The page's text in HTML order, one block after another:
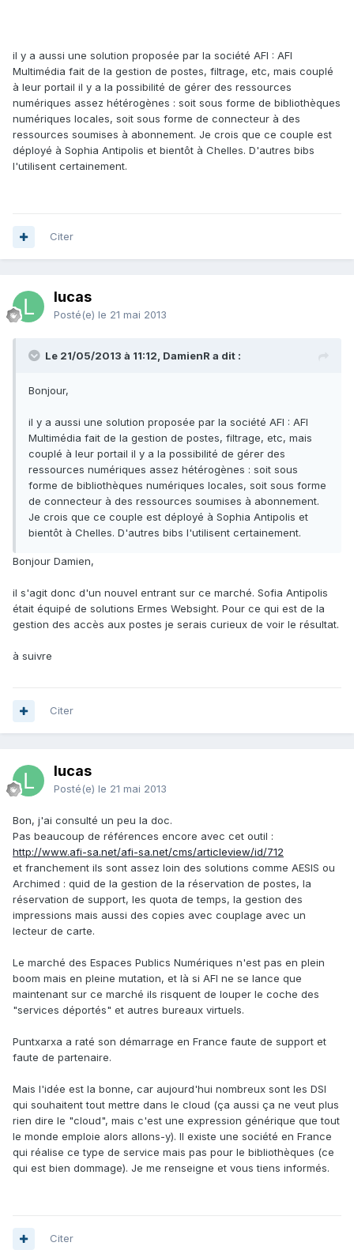
il y a aussi une solution proposée par la société AFI : AFI
Multimédia fait de la gestion de postes, filtrage, etc, mais couplé
à leur portail il y a la possibilité de gérer des ressources
numériques assez hétérogènes : soit sous forme de bibliothèques
numériques locales, soit sous forme de connecteur à des
ressources soumises à abonnement. Je crois que ce couple est
déployé à Sophia Antipolis et bientôt à Chelles. D'autres bibs
l'utilisent certainement.
Citer
lucas
Posté(e) le 21 mai 2013
Le 21/05/2013 à 11:12, DamienR a dit :
Bonjour,
il y a aussi une solution proposée par la société AFI : AFI
Multimédia fait de la gestion de postes, filtrage, etc, mais
couplé à leur portail il y a la possibilité de gérer des
ressources numériques assez hétérogènes : soit sous
forme de bibliothèques numériques locales, soit sous forme
de connecteur à des ressources soumises à abonnement.
Je crois que ce couple est déployé à Sophia Antipolis et
bientôt à Chelles. D'autres bibs l'utilisent certainement.
Bonjour Damien,
il s'agit donc d'un nouvel entrant sur ce marché. Sofia Antipolis
était équipé de solutions Ermes Websight. Pour ce qui est de la
gestion des accès aux postes je serais curieux de voir le résultat.
à suivre
Citer
lucas
Posté(e) le 21 mai 2013
Bon, j'ai consulté un peu la doc.
Pas beaucoup de références encore avec cet outil :
http://www.afi-sa.net/afi-sa.net/cms/articleview/id/712
et franchement ils sont assez loin des solutions comme AESIS ou
Archimed : quid de la gestion de la réservation de postes, la
réservation de support, les quota de temps, la gestion des
impressions mais aussi des copies avec couplage avec un
lecteur de carte.
Le marché des Espaces Publics Numériques n'est pas en plein
boom mais en pleine mutation, et là si AFI ne se lance que
maintenant sur ce marché ils risquent de louper le coche des
"services déportés" et autres bureaux virtuels.
Puntxarxa a raté son démarrage en France faute de support et
faute de partenaire.
Mais l'idée est la bonne, car aujourd'hui nombreux sont les DSI
qui souhaitent tout mettre dans le cloud (ça aussi ça ne veut plus
rien dire le "cloud", mais c'est une expression générique que tout
le monde emploie alors allons-y). Il existe une société en France
qui réalise ce type de service mais pas pour le bibliothèques (ce
qui est bien dommage). Je me renseigne et vous tiens informés.
Citer